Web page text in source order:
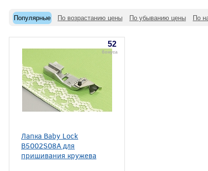
Популярные По возрастанию цены По убыванию цены По
52
бонуса
Лапка Baby Lock
B5002S08A для
пришивания кружева